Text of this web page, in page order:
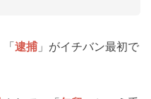
逮捕」がイチバン最初で